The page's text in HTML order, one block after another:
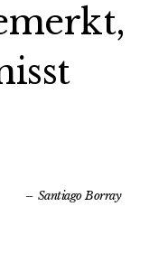
Santiago Borray